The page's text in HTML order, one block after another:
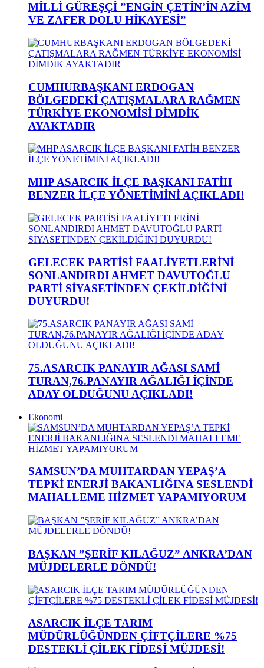
MİLLİ GÜREŞÇİ ”ENGİN ÇETİN’İN AZİM
VE ZAFER DOLU HİKAYESİ”
CUMHURBAŞKANI ERDOGAN
BÖLGEDEKİ ÇATIŞMALARA RAĞMEN
TÜRKİYE EKONOMİSİ DİMDİK
AYAKTADIR
MHP ASARCIK İLÇE BAŞKANI FATİH
BENZER İLÇE YÖNETİMİNİ AÇIKLADI!
GELECEK PARTİSİ FAALİYETLERİNİ
SONLANDIRDI AHMET DAVUTOĞLU
PARTİ SİYASETİNDEN ÇEKİLDİĞİNİ
DUYURDU!
75.ASARCIK PANAYIR AĞASI SAMİ
TURAN,76.PANAYIR AĞALIĞI İÇİNDE
ADAY OLDUĞUNU AÇIKLADI!
Ekonomi
SAMSUN’DA MUHTARDAN YEPAŞ’A
TEPKİ ENERJİ BAKANLIĞINA SESLENDİ
MAHALLEME HİZMET YAPAMIYORUM
BAŞKAN ”ŞERİF KILAĞUZ” ANKRA’DAN
MÜJDELERLE DÖNDÜ!
ASARCIK İLÇE TARIM
MÜDÜRLÜĞÜNDEN ÇİFTÇİLERE %75
DESTEKLİ ÇİLEK FİDESİ MÜJDESİ!